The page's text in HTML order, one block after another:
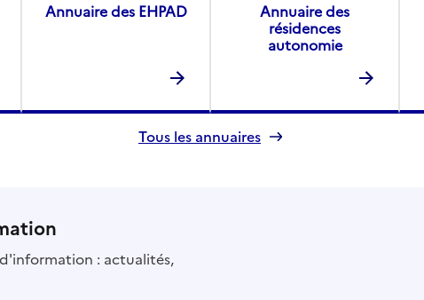
Annuaire des EHPAD
Annuaire des
résidences
autonomie
Tous les annuaires
: actualités,